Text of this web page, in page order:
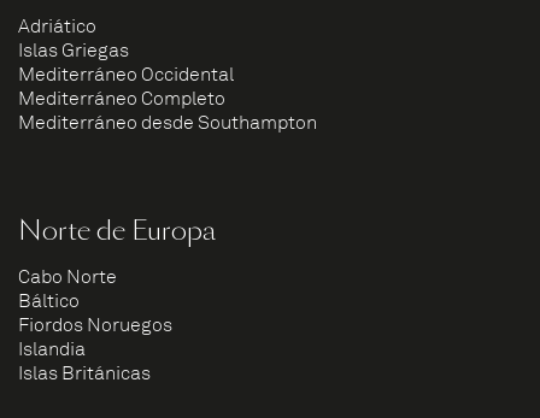
Adriático
Islas Griegas
Mediterráneo Occidental
Mediterráneo Completo
Mediterráneo desde Southampton
Norte de Europa
Cabo Norte
Báltico
Fiordos Noruegos
Islandia
Islas Británicas